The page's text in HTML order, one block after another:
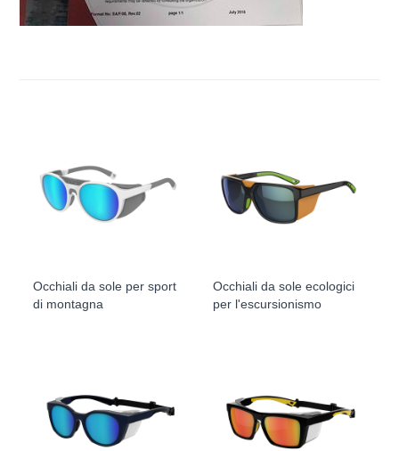
Occhiali da sole per sport
di montagna
Occhiali da sole ecologici
per l'escursionismo